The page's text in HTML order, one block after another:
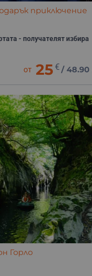
приключение
- получателят избира
от 25 € /48.90
Горло